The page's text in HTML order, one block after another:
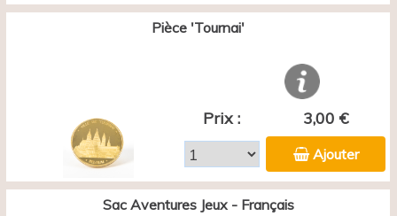
Pièce 'Tournai'
Prix : 3,00 €
Ajouter
Sac Aventures Jeux - Français